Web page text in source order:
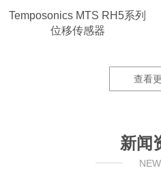
Temposonics MTS RH5系列
位移传感器
查看
新闻